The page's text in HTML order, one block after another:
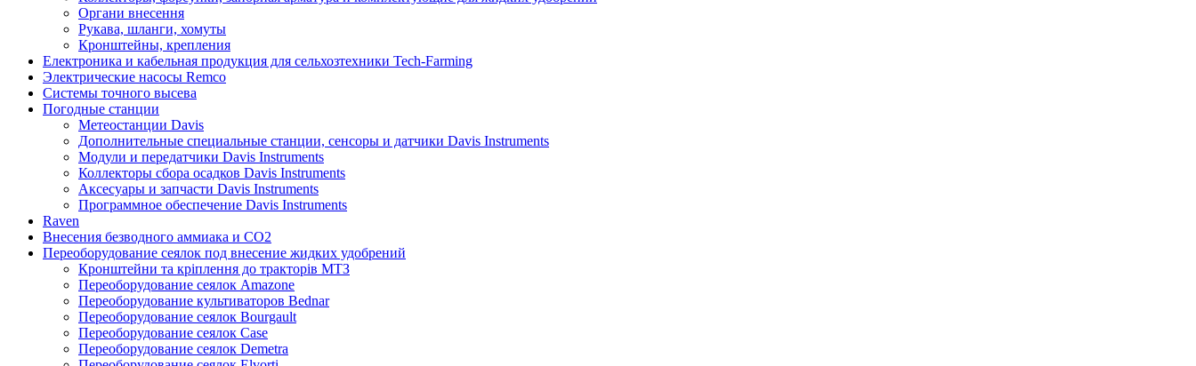
Органи внесення
Рукава, шланги, хомуты
Кронштейны, крепления
Електроника и кабельная продукция для сельхозтехники Tech-Farming
Электрические насосы Remco
Системы точного высева
Погодные станции
Метеостанции Davis
Дополнительные специальные станции, сенсоры и датчики Davis Instruments
Модули и передатчики Davis Instruments
Коллекторы сбора осадков Davis Instruments
Аксесуары и запчасти Davis Instruments
Программное обеспечение Davis Instruments
Raven
Внесения безводного аммиака и CO2
Переоборудование сеялок под внесение жидких удобрений
Кронштейни та кріплення до тракторів МТЗ
Переоборудование сеялок Amazone
Переоборудование культиваторов Bednar
Переоборудование сеялок Bourgault
Переоборудование сеялок Case
Переоборудование сеялок Demetra